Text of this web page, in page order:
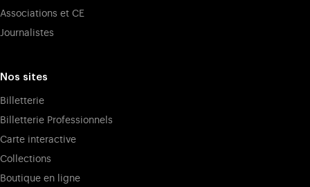
Associations et CE
Journalistes
Nos sites
Billetterie
Billetterie Professionnels
Carte interactive
Collections
Boutique en ligne